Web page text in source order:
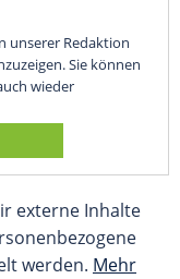
unserer Redaktion
Sie können
wieder
externe Inhalte
werden. Mehr